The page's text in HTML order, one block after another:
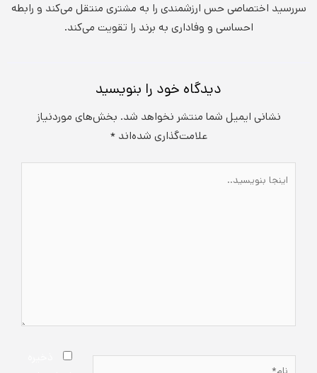
سررسید اختصاصی حس ارزشمندی را به مشتری منتقل می‌کند و رابطه
احساسی و وفاداری به برند را تقویت می‌کند.
دیدگاه‌ خود را بنویسید
نشانی ایمیل شما منتشر نخواهد شد. بخش‌های موردنیاز
علامت‌گذاری شده‌اند*
بنویسید..
نام*